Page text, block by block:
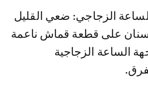
الزجاجي: ضعي القليل
على قطعة قماش ناعمة
الساعة الزجاجية